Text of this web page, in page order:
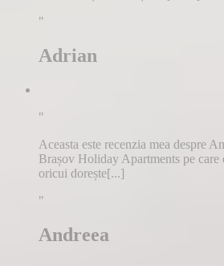
"
Adrian
"
Aceasta este recenzia mea despre
Brașov Holiday Apartments pe care
oricui dorește[...]
"
Andreea